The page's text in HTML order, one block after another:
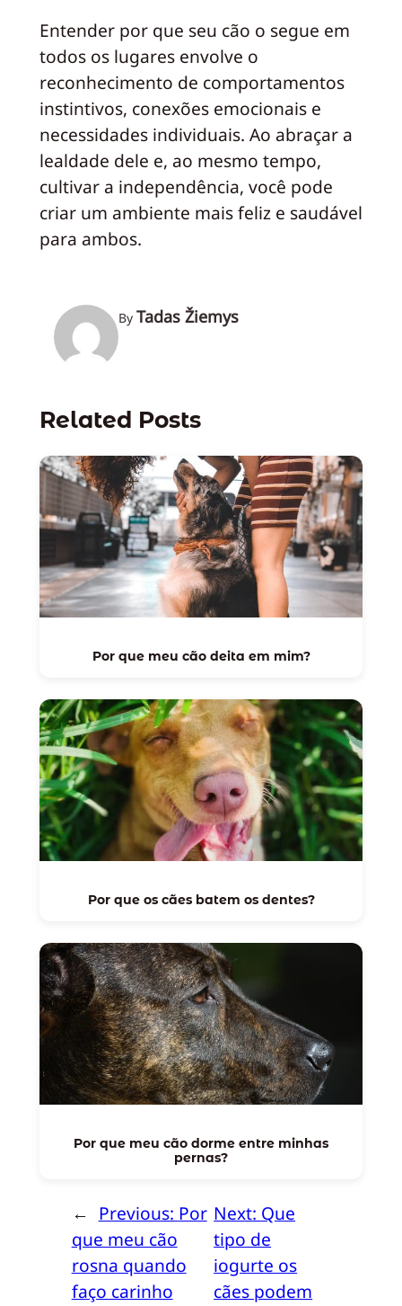
Entender por que seu cão o segue em
todos os lugares envolve o
reconhecimento de comportamentos
instintivos, conexões emocionais e
necessidades individuais. Ao abraçar a
lealdade dele e, ao mesmo tempo,
cultivar a independência, você pode
criar um ambiente mais feliz e saudável
para ambos.
By Tadas Žiemys
Related Posts
Por que meu cão deita em mim?
Por que os cães batem os dentes?
Por que meu cão dorme entre minhas
pernas?
← Previous: Por
que meu cão
rosna quando
faço carinho
Next: Que
tipo de
iogurte os
cães podem